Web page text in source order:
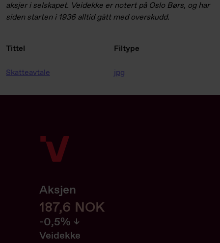
aksjer i selskapet. Veidekke er notert på Oslo Børs, og har
siden starten i 1936 alltid gått med overskudd.
Tittel Filtype
Skatteavtale jpg
Aksjen
187,6 NOK187,6
-0,5%
-0.53%
Veidekke